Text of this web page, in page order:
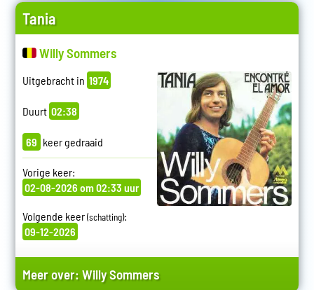
Tania
Willy Sommers
Uitgebracht in 1974
Duurt 02:38
69 keer gedraaid
Vorige keer:
02-08-2026 om 02:33 uur
Volgende keer(schatting):
09-12-2026
Meer over:Willy Sommers